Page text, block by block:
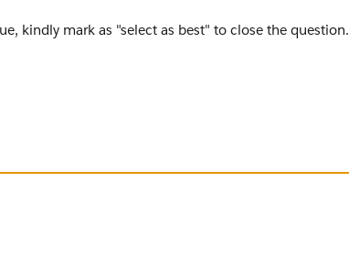
kindly mark as "select as best" to close the question.